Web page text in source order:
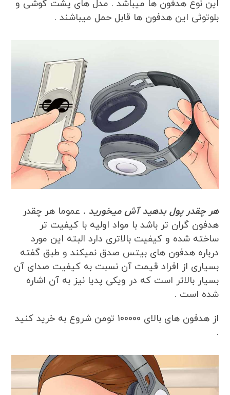
این نوع هدفون ها میباشد . مدل های پشت گوشی و
بلوتوثی این هدفون ها قابل حمل میباشند .
هر چقدر پول بدهید آش میخورید . عموما هر چقدر
هدفون گران تر باشد با مواد اولیه با کیفیت تر
ساخته شده و کیفیت بالاتری دارد البته این مورد
درباره هدفون های بیتس صدق نمیکند و طبق گفته
بسیاری از افراد قیمت آن نسبت به کیفیت صدای آن
بسیار بالاتر است که در ویکی پدیا نیز به آن اشاره
شده است .
از هدفون های بالای 100000 تومن شروع به خرید کنید
.